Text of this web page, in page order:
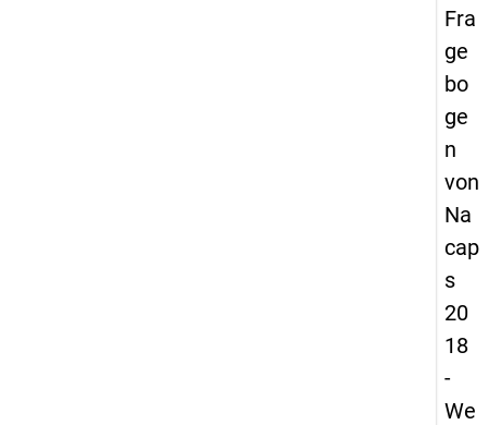
Fra
ge
bo
ge
n
von
Na
cap
s
20
18
-
We